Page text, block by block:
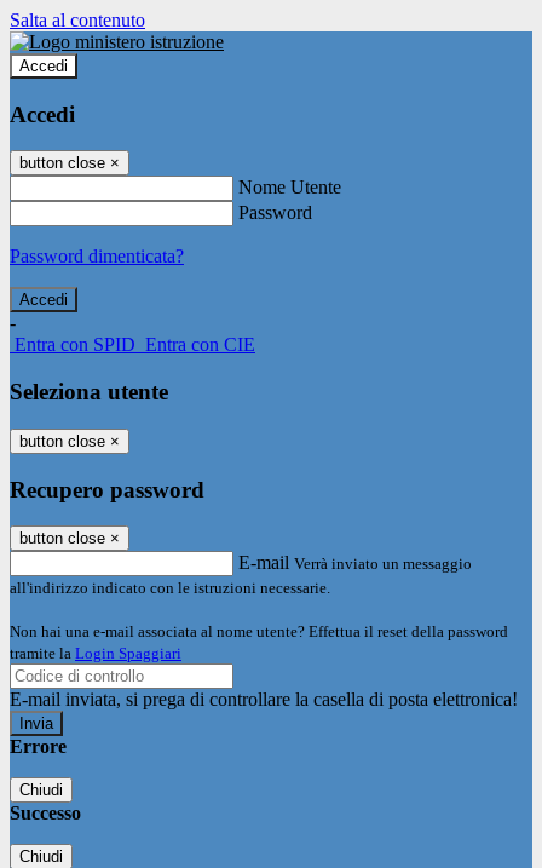
Salta al contenuto
Accedi
Accedi
button close ×
Nome Utente
Password
Password dimenticata?
-
Entra con SPID Entra con CIE
Seleziona utente
button close ×
Recupero password
button close ×
E-mail Verrà inviato un messaggio
all'indirizzo indicato con le istruzioni necessarie.
Non hai una e-mail associata al nome utente? Effettua il reset della password
tramite la Login Spaggiari
E-mail inviata, si prega di controllare la casella di posta elettronica!
Errore
Chiudi
Successo
Chiudi